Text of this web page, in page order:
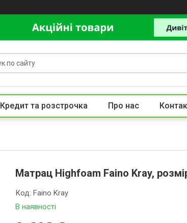
Кредит та розстрочка Про нас
Матрац Highfoam Faino Kray,
В наявності
Код:Faino Kray